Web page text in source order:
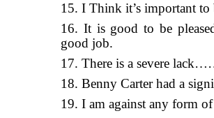
15. I Think it’s
16. It is good to be
good job.
17. There is a severe
18. Benny Carter had a
19. I am against any